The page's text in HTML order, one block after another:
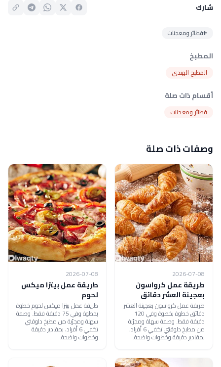
شارك
#فطائر ومعجنات
المطبخ
المطبخ الهندي
أقسام ذات صلة
فطائر ومعجنات
وصفات ذات صلة
2026-07-08
طريقة عمل كرواسون
بعجينة العشر دقائق
طريقة عمل كرواسون بعجينة العشر
دقائق خطوة بخطوة وفي 120
دقيقة فقط. وصفة سهلة ومجرّبة
من مطبخ دلوقتي تكفي 6 أفراد،
بمقادير دقيقة وخطوات واضحة.
2026-07-08
طريقة عمل بيتزا ميكس
لحوم
طريقة عمل بيتزا ميكس لحوم خطوة
بخطوة وفي 75 دقيقة فقط. وصفة
سهلة ومجرّبة من مطبخ دلوقتي
تكفي 6 أفراد، بمقادير دقيقة
وخطوات واضحة.